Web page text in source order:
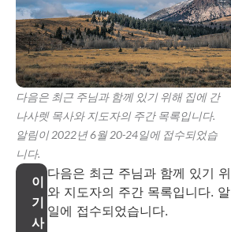
다음은 최근 주님과 함께 있기 위해 집에 간
나사렛 목사와 지도자의 주간 목록입니다.
알림이 2022년 6월 20-24일에 접수되었습
니다.
이
기
사
다음은 최근 주님과 함께 있기
와 지도자의 주간 목록입니다.
일에 접수되었습니다.